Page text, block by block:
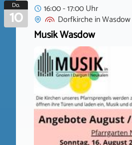
Do.
10
16:00 - 17:00 Uhr
DorfkircheinWasdow
Musik Wasdow